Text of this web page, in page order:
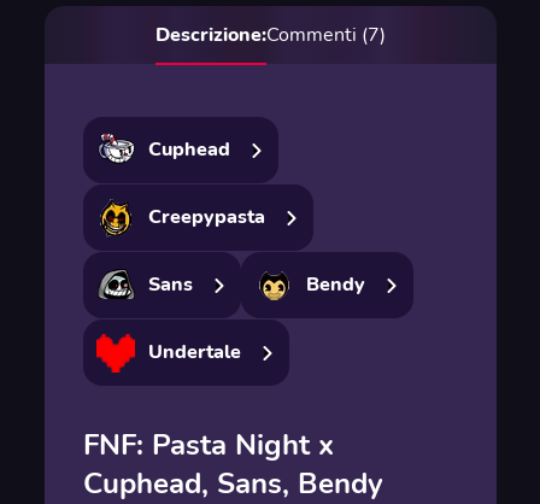
Descrizione:Commenti (7)
Cuphead
Creepypasta
Sans Bendy
Undertale
FNF: Pasta Night x
Cuphead, Sans, Bendy